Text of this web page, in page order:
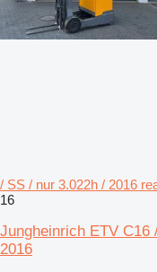
/ SS / nur 3.022h / 2016
16
Jungheinrich ETV
2016